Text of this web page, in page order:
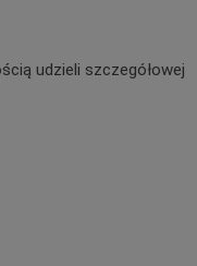
udzieli szczegółowej